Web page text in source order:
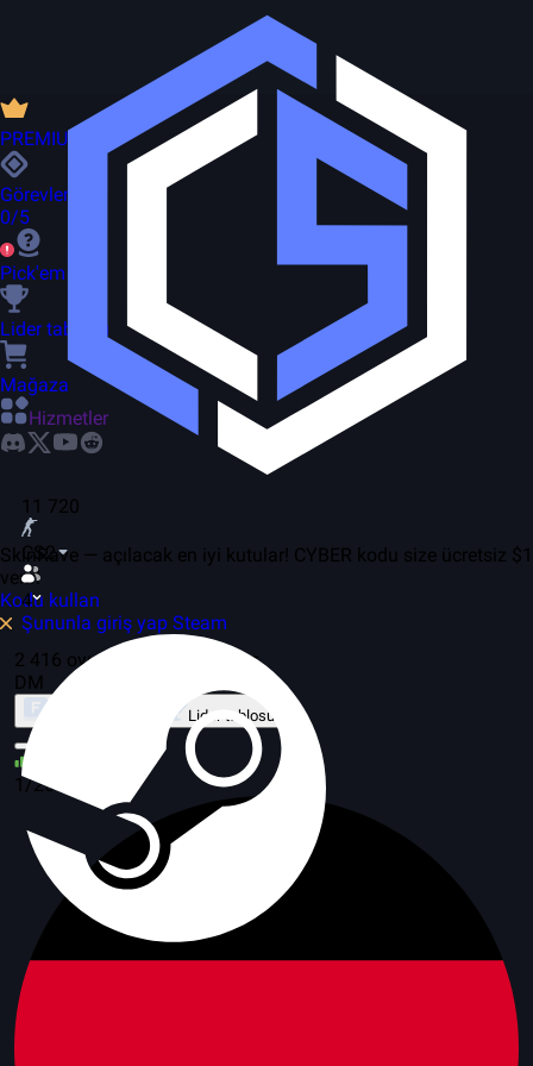
11 720
CS2
4
Şununla giriş yap Steam
PREMIUM
Görevler
0/5
Pick'em
Lider tablosu
Mağaza
Hizmetler
SkinRave — açılacak en iyi kutular! CYBER kodu size ücretsiz $1
verir!
Kodu kullan
2 416 oyunda, 259 sunucular
DM
Lider tablosu
1/25